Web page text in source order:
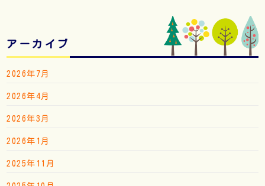
アーカイブ
2026年7月
2026年4月
2026年3月
2026年1月
2025年11月